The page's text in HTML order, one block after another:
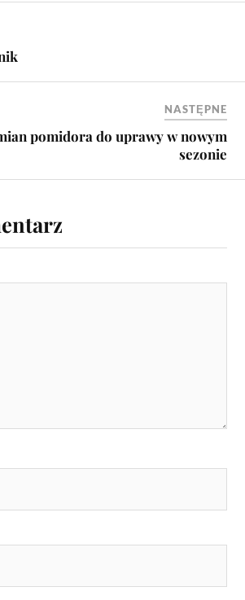
NASTĘPNE
pomidora do uprawy w nowym
sezonie